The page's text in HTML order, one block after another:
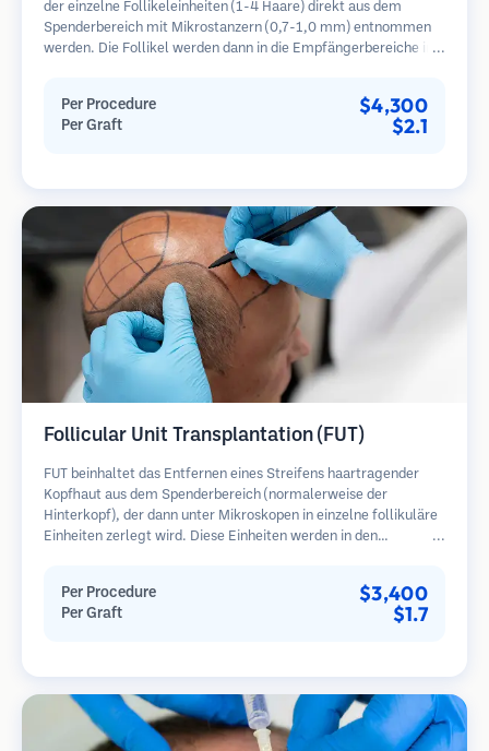
der einzelne Follikeleinheiten (1-4 Haare) direkt aus dem
Spenderbereich mit Mikrostanzern (0,7-1,0 mm) entnommen
werden. Die Follikel werden dann in die Empfängerbereiche in
im Vergleich zu Streifenentnahmemethoden.
Per Procedure $4,300
Per Graft $2.1
Follicular Unit Transplantation (FUT)
FUT beinhaltet das Entfernen eines Streifens haartragender
Kopfhaut aus dem Spenderbereich (normalerweise der
Hinterkopf), der dann unter Mikroskopen in einzelne follikuläre
Einheiten zerlegt wird. Diese Einheiten werden in den
eine lineare Narbe.
Per Procedure $3,400
Per Graft $1.7